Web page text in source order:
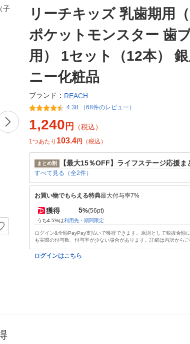
リーチキッズ 乳歯期用（
ポケットモンスター 歯
用） 1セット（12本）
ニー化粧品
ブランド： REACH
4.38 （68件のレビュー）
1,240 円 （税込）
1つあたり 103.4円 （税込）
まとめ割 【最大15％OFF】ライフステージ応援ま
すべて見る（全2件）
お買い物でもらえる特典最大付与率7%
獲得 5%(56pt)
うち4.5%は利用先・期間限定
ログイン&全額PayPay支払いで獲得できます。原則として税抜金額
も実際の付与数、付与率が少ない場合があります。詳細は内訳からご
ログインはこちら